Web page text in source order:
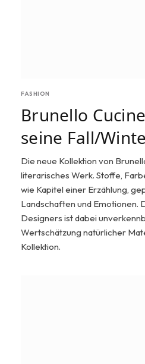
FASHION
Brunello
seine Fall/
Die neue Kollektion von
literarisches Werk. Stoffe,
wie Kapitel einer Erzählung,
Landschaften und Emotionen.
Designers ist dabei
Wertschätzung natürlicher
Kollektion.